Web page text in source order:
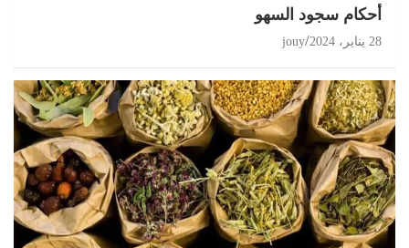
أحكام سجود السهو
28 يناير، 2024 jouy